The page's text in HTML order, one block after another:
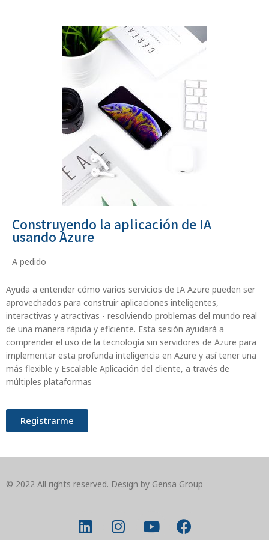
Construyendo la aplicación de IA
usando Azure
A pedido
Ayuda a entender cómo varios servicios de IA Azure pueden ser
aprovechados para construir aplicaciones inteligentes,
interactivas y atractivas - resolviendo problemas del mundo real
de una manera rápida y eficiente. Esta sesión ayudará a
comprender el uso de la tecnología sin servidores de Azure para
implementar esta profunda inteligencia en Azure y así tener una
más flexible y Escalable Aplicación del cliente, a través de
múltiples plataformas
Registrarme
© 2022 All rights reserved. Design by Gensa Group